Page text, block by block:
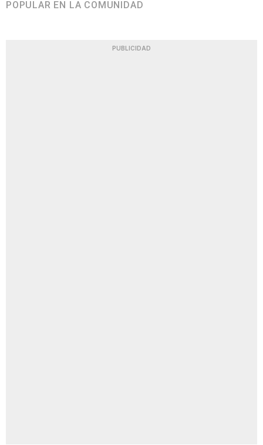
POPULAR EN LA COMUNIDAD
PUBLICIDAD